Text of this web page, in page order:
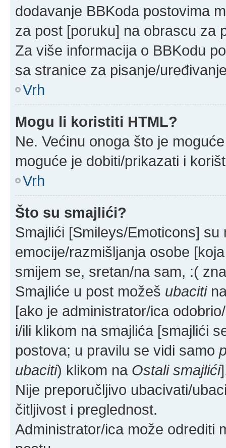
dodavanje BBKoda postovima
za post [poruku] na obrascu za
Za više informacija o BBKodu
sa stranice za pisanje/
Vrh
Mogu li koristiti HTML?
Ne. Većinu onoga što je
moguće je dobiti/prikazati i
Vrh
Što su smajlići?
Smajlići [Smileys/Emoticons]
emocije/razmišljanja osobe
smijem se, sretan/na sam, :(
Smajliće u post možeš ubaciti
[ako je administrator/ica
i/ili klikom na smajlića [smajlići
postova; u pravilu se vidi samo
ubaciti) klikom na Ostali smajlići
Nije preporučljivo ubacivati/
čitljivost i preglednost.
Administrator/ica može odrediti